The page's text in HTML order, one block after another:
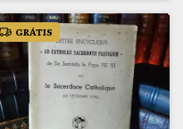
GRÁTIS